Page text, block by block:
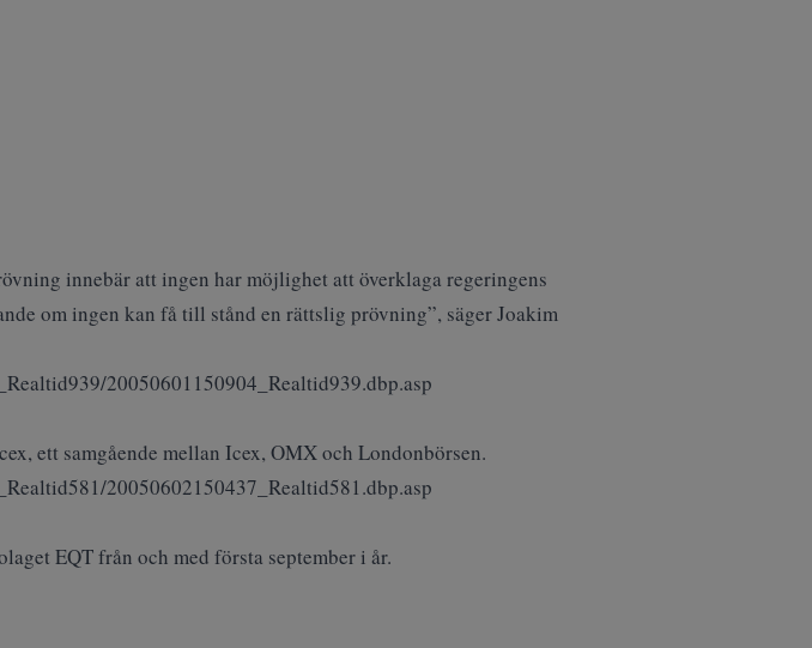
innebär att ingen har möjlighet att överklaga regeringens
om ingen kan få till stånd en rättslig prövning”, säger Joakim
20050601150904_Realtid939.dbp.asp
ett samgående mellan Icex, OMX och Londonbörsen.
20050602150437_Realtid581.dbp.asp
EQT från och med första september i år.